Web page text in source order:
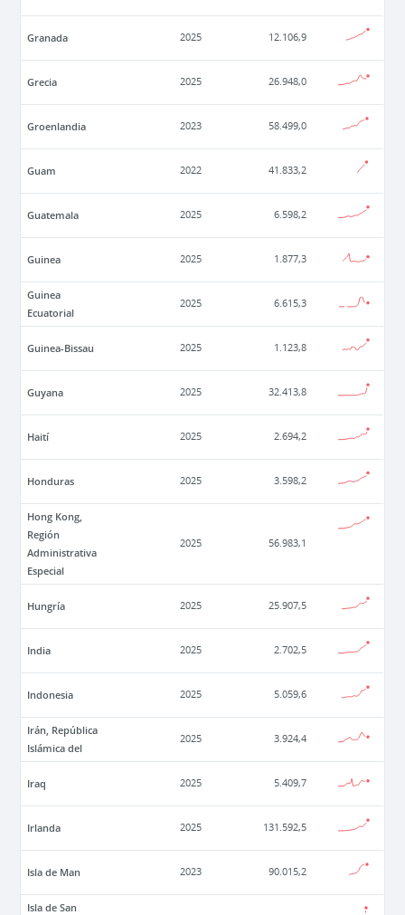
Granada 2025 12.106,9
Grecia 2025 26.948,0
Groenlandia 2023 58.499,0
Guam 2022 41.833,2
Guatemala 2025 6.598,2
Guinea 2025 1.877,3
Guinea
Ecuatorial
2025 6.615,3
Guinea-Bissau 2025 1.123,8
Guyana 2025 32.413,8
Haití 2025 2.694,2
Honduras 2025 3.598,2
Hong Kong,
Región
Administrativa
Especial
2025 56.983,1
Hungría 2025 25.907,5
India 2025 2.702,5
Indonesia 2025 5.059,6
Irán, República
Islámica del
2025 3.924,4
Iraq 2025 5.409,7
Irlanda 2025 131.592,5
Isla de Man 2023 90.015,2
Isla de San